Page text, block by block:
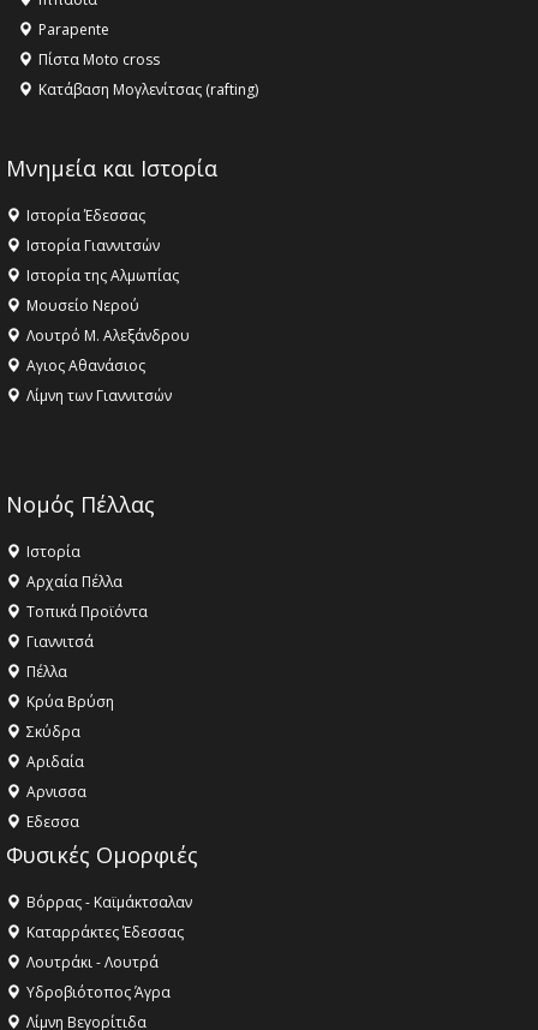
Parapente
Πίστα Moto cross
Κατάβαση Μογλενίτσας (rafting)
Μνημεία και Ιστορία
Ιστορία Έδεσσας
Ιστορία Γιαννιτσών
Ιστορία της Αλμωπίας
Μουσείο Νερού
Λουτρό Μ. Αλεξάνδρου
Αγιος Αθανάσιος
Λίμνη των Γιαννιτσών
Νομός Πέλλας
Ιστορία
Αρχαία Πέλλα
Τοπικά Προϊόντα
Γιαννιτσά
Πέλλα
Κρύα Βρύση
Σκύδρα
Αριδαία
Aρνισσα
Eδεσσα
Φυσικές Ομορφιές
Βόρρας - Καϊμάκτσαλαν
Καταρράκτες Έδεσσας
Λουτράκι - Λουτρά
Υδροβιότοπος Άγρα
Λίμνη Βεγορίτιδα